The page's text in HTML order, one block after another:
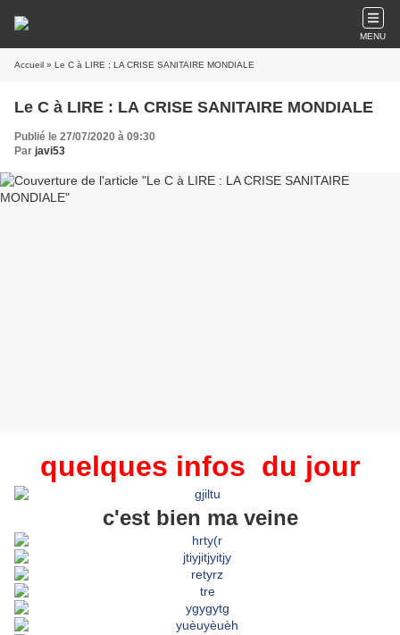
MENU
Accueil » Le C à LIRE : LA CRISE SANITAIRE MONDIALE
Le C à LIRE : LA CRISE SANITAIRE MONDIALE
Publié le 27/07/2020 à 09:30
Par javi53
quelques infos du jour
c'est bien ma veine